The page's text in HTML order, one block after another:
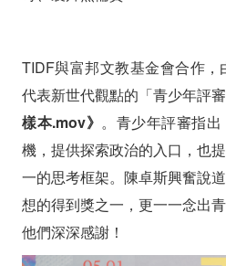
TIDF與富邦文教基金會合作
代表新世代觀點的「青少年評
樣本.mov》 。青少年評審指
機，提供探索政治的入口，也
一的思考框架。 陳卓斯興奮說
想的得到獎之一，更一一念出
他們深深感謝！